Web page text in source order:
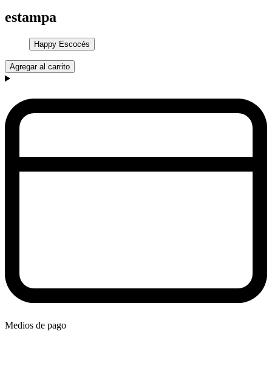
estampa
Happy Escocés
Agregar al carrito
Medios de pago